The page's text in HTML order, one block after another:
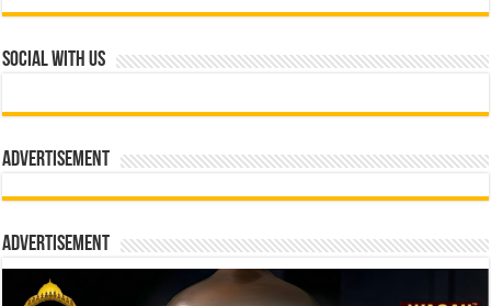
Social With Us
Advertisement
Advertisement